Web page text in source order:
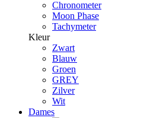
Chronometer
Moon Phase
Tachymeter
Kleur
Zwart
Blauw
Groen
GREY
Zilver
Wit
Dames